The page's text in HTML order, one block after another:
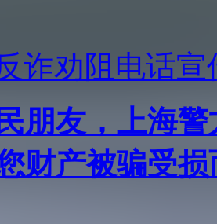
诈劝阻电话宣
朋友，上海
财产被骗受